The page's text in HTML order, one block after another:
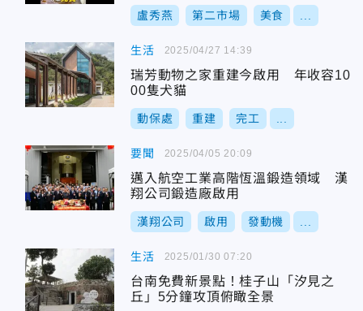
盧秀燕 第二市場 美食
生活
瑞芳動物之家重建今啟用 年收容10
00隻犬貓
動保處 重建 完工
2025/04/27 14:39
要聞
邁入航空工業高階恆溫鍛造領域 漢
翔公司鍛造廠啟用
漢翔公司 啟用 發動機
2025/04/05 20:09
生活
台南免費新景點！桂子山「汐見之
丘」5分鐘攻頂俯瞰全景
2025/01/30 07:20